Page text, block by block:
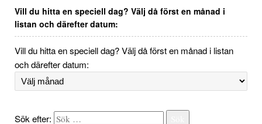
Vill du hitta en speciell dag? Välj då först en månad i
listan och därefter datum:
Vill du hitta en speciell dag? Välj då först en månad i listan
och därefter datum:
Sök efter: